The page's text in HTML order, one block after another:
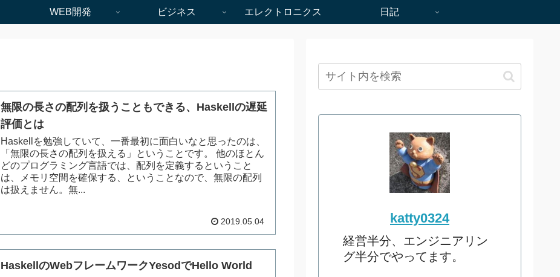
WEB開発 ビジネス エレクトロニクス 日記
無限の長さの配列を扱うこともできる、Haskellの遅延
評価とは
Haskellを勉強していて、一番最初に面白いなと思ったのは、
「無限の長さの配列を扱える」ということです。 他のほとん
どのプログラミング言語では、配列を定義するということ
は、メモリ空間を確保する、ということなので、無限の配列
は扱えません。無...
2019.05.04
HaskellのWebフレームワークYesodでHello World
katty0324
経営半分、エンジニアリン
グ半分でやってます。